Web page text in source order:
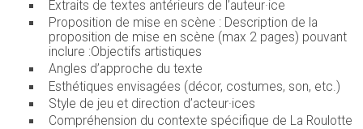
Extraits de textes antérieurs de l’auteur·ice
Proposition de mise en scène : Description de la
proposition de mise en scène (max 2 pages) pouvant
inclure :Objectifs artistiques
Angles d’approche du texte
Esthétiques envisagées (décor, costumes, son, etc.)
Style de jeu et direction d’acteur·ices
Compréhension du contexte spécifique de La Roulotte